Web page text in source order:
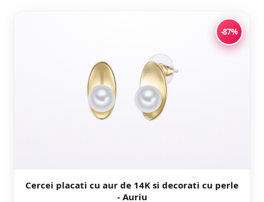
-87%
Cercei placati cu aur de 14K si decorati cu perle
- Auriu